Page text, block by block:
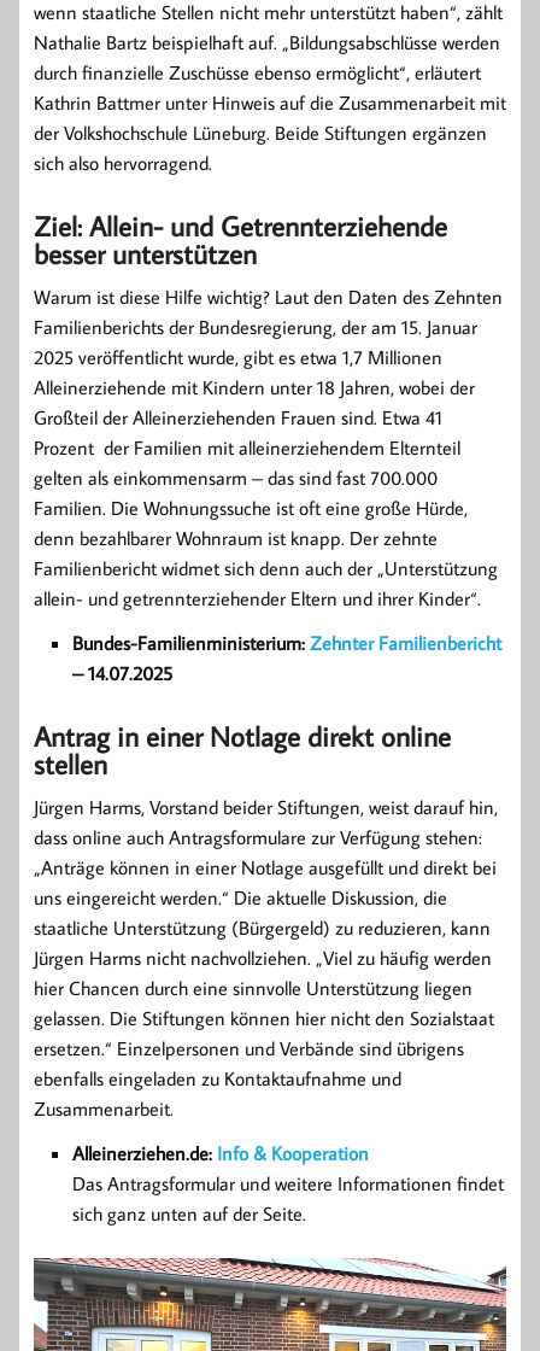
wenn staatliche Stellen nicht mehr unterstützt haben“, zählt
Nathalie Bartz beispielhaft auf. „Bildungsabschlüsse werden
durch finanzielle Zuschüsse ebenso ermöglicht“, erläutert
Kathrin Battmer unter Hinweis auf die Zusammenarbeit mit
der Volkshochschule Lüneburg. Beide Stiftungen ergänzen
sich also hervorragend.
Ziel: Allein- und Getrennterziehende
besser unterstützen
Warum ist diese Hilfe wichtig? Laut den Daten des Zehnten
Familienberichts der Bundesregierung, der am 15. Januar
2025 veröffentlicht wurde, gibt es etwa 1,7 Millionen
Alleinerziehende mit Kindern unter 18 Jahren, wobei der
Großteil der Alleinerziehenden Frauen sind. Etwa 41
Prozent der Familien mit allein­erziehendem Elternteil
gelten als einkommens­arm – das sind fast 700.000
Familien. Die Wohnungssuche ist oft eine große Hürde,
denn bezahlbarer Wohnraum ist knapp. Der zehnte
Familienbericht widmet sich denn auch der „Unterstützung
allein- und getrennterziehender Eltern und ihrer Kinder“.
Bundes-Familienministerium: Zehnter Familienbericht
– 14.07.2025
Antrag in einer Notlage direkt online
stellen
Jürgen Harms, Vorstand beider Stiftungen, weist darauf hin,
dass online auch Antragsformulare zur Verfügung stehen:
„Anträge können in einer Notlage ausgefüllt und direkt bei
uns eingereicht werden.“ Die aktuelle Diskussion, die
staatliche Unterstützung (Bürgergeld) zu reduzieren, kann
Jürgen Harms nicht nachvollziehen. „Viel zu häufig werden
hier Chancen durch eine sinnvolle Unterstützung liegen
gelassen. Die Stiftungen können hier nicht den Sozialstaat
ersetzen.“ Einzelpersonen und Verbände sind übrigens
ebenfalls eingeladen zu Kontaktaufnahme und
Zusammenarbeit.
Alleinerziehen.de: Info & Kooperation
Das Antragsformular und weitere Informationen findet
sich ganz unten auf der Seite.